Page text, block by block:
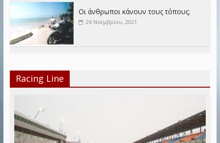
Οι άνθρωποι κάνουν τους τόπους;
26 Νοεμβρίου, 2021
Racing Line